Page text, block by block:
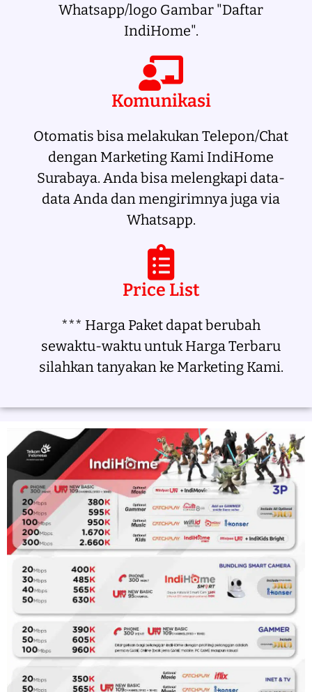
Whatsapp/logo Gambar "Daftar
IndiHome".
Komunikasi
Otomatis bisa melakukan Telepon/Chat
dengan Marketing Kami IndiHome
Surabaya. Anda bisa melengkapi data-
data Anda dan mengirimnya juga via
Whatsapp.
Price List
*** Harga Paket dapat berubah
sewaktu-waktu untuk Harga Terbaru
silahkan tanyakan ke Marketing Kami.